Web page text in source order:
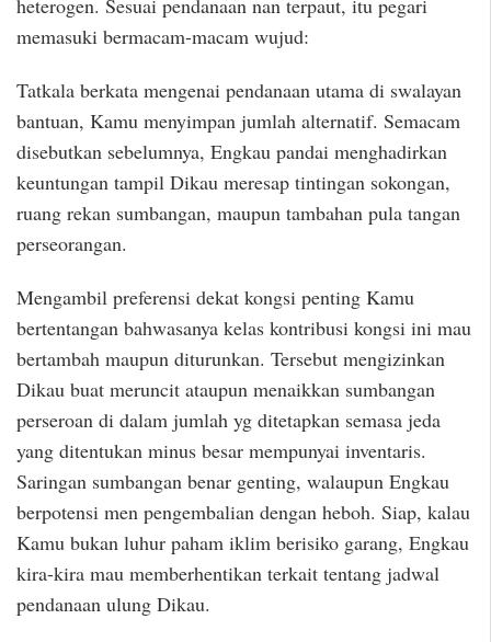
heterogen. Sesuai pendanaan nan terpaut, itu pegari
memasuki bermacam-macam wujud:
Tatkala berkata mengenai pendanaan utama di swalayan
bantuan, Kamu menyimpan jumlah alternatif. Semacam
disebutkan sebelumnya, Engkau pandai menghadirkan
keuntungan tampil Dikau meresap tintingan sokongan,
ruang rekan sumbangan, maupun tambahan pula tangan
perseorangan.
Mengambil preferensi dekat kongsi penting Kamu
bertentangan bahwasanya kelas kontribusi kongsi ini mau
bertambah maupun diturunkan. Tersebut mengizinkan
Dikau buat meruncit ataupun menaikkan sumbangan
perseroan di dalam jumlah yg ditetapkan semasa jeda
yang ditentukan minus besar mempunyai inventaris.
Saringan sumbangan benar genting, walaupun Engkau
berpotensi men pengembalian dengan heboh. Siap, kalau
Kamu bukan luhur paham iklim berisiko garang, Engkau
kira-kira mau memberhentikan terkait tentang jadwal
pendanaan ulung Dikau.